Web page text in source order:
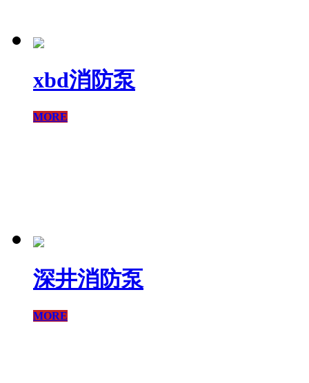
xbd消防泵
MORE
深井消防泵
MORE